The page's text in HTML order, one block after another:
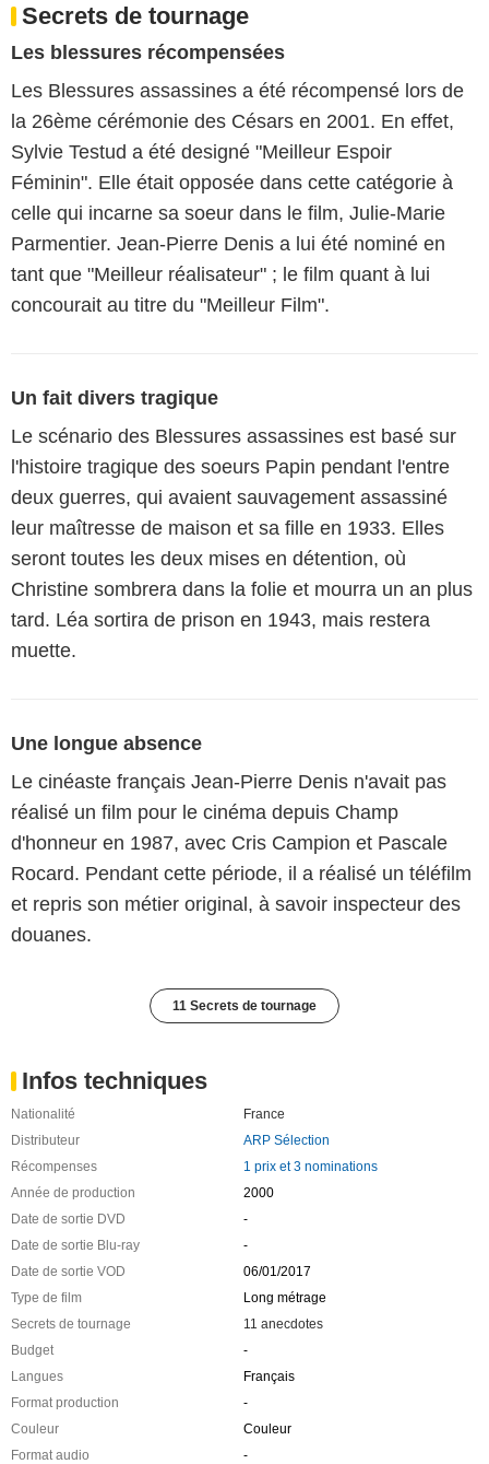
Secrets de tournage
Les blessures récompensées
Les Blessures assassines a été récompensé lors de
la 26ème cérémonie des Césars en 2001. En effet,
Sylvie Testud a été designé "Meilleur Espoir
Féminin". Elle était opposée dans cette catégorie à
celle qui incarne sa soeur dans le film, Julie-Marie
Parmentier. Jean-Pierre Denis a lui été nominé en
tant que "Meilleur réalisateur" ; le film quant à lui
concourait au titre du "Meilleur Film".
Un fait divers tragique
Le scénario des Blessures assassines est basé sur
l'histoire tragique des soeurs Papin pendant l'entre
deux guerres, qui avaient sauvagement assassiné
leur maîtresse de maison et sa fille en 1933. Elles
seront toutes les deux mises en détention, où
Christine sombrera dans la folie et mourra un an plus
tard. Léa sortira de prison en 1943, mais restera
muette.
Une longue absence
Le cinéaste français Jean-Pierre Denis n'avait pas
réalisé un film pour le cinéma depuis Champ
d'honneur en 1987, avec Cris Campion et Pascale
Rocard. Pendant cette période, il a réalisé un téléfilm
et repris son métier original, à savoir inspecteur des
douanes.
11 Secrets de tournage
Infos techniques
Nationalité
France
Distributeur
ARP Sélection
Récompenses
1 prix et 3 nominations
Année de production
2000
Date de sortie DVD
-
Date de sortie Blu-ray
-
Date de sortie VOD
06/01/2017
Type de film
Long métrage
Secrets de tournage
11 anecdotes
Budget
-
Langues
Français
Format production
-
Couleur
Couleur
Format audio
-